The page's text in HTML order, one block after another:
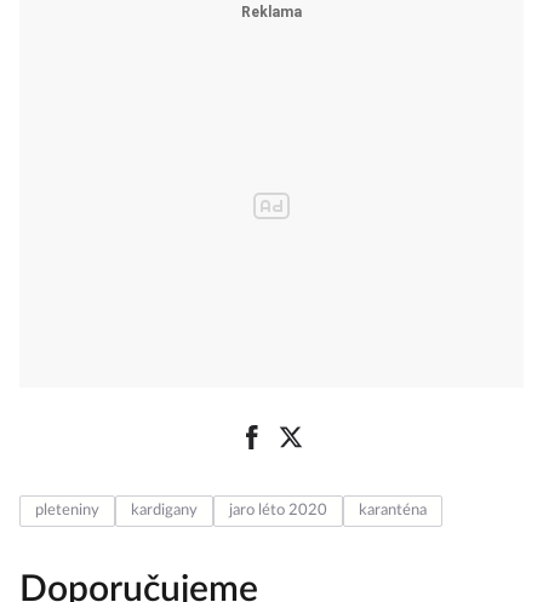
pleteniny kardigany jaro léto 2020 karanténa
Doporučujeme